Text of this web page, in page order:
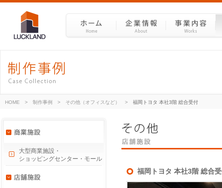
HOME > 制作事例 > その他（オフィスなど） > 福岡トヨタ 本社3階 総合受付
福岡トヨタ 本社3階 総合
大型商業施設・
ショッピングセンター・モール